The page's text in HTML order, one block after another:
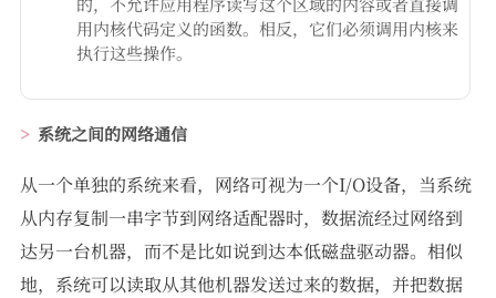
用内核代码定义的函数。相反，它们必须调用内核来
执行这些操作。
系统之间的网络通信
从一个单独的系统来看，网络可视为一个I/O设备，当系统
从内存复制一串字节到网络适配器时，数据流经过网络到
达另一台机器，而不是比如说到达本低磁盘驱动器。相似
地，系统可以读取从其他机器发送过来的数据，并把数据